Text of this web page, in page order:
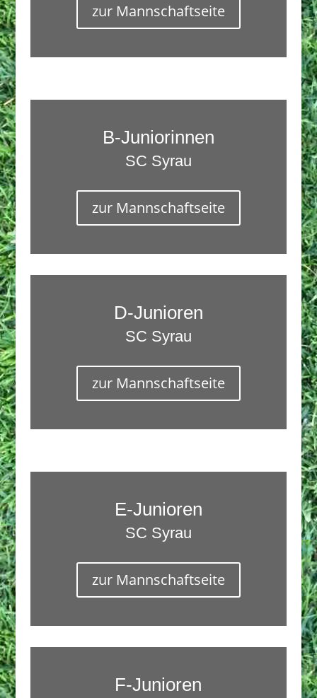
zur Mannschaftseite
B-Juniorinnen
SC Syrau
zur Mannschaftseite
D-Junioren
SC Syrau
zur Mannschaftseite
E-Junioren
SC Syrau
zur Mannschaftseite
F-Junioren